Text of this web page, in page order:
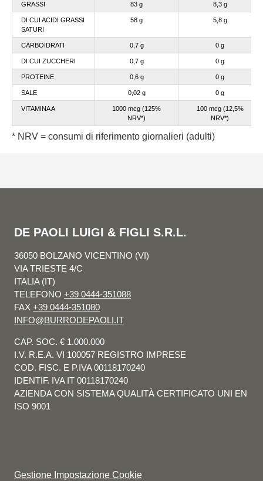
GRASSI 83 g 8,3 g
DI CUI ACIDI GRASSI
SATURI
58 g 5,8 g
CARBOIDRATI 0,7 g 0 g
DI CUI ZUCCHERI 0,7 g 0 g
PROTEINE 0,6 g 0 g
SALE 0,02 g 0 g
VITAMINA A
1000 mcg (125%
NRV*)
100 mcg (12,5%
NRV*)
* NRV = consumi di riferimento giornalieri (adulti)
DE PAOLI LUIGI & FIGLI S.R.L.
36050 BOLZANO VICENTINO (VI)
VIA TRIESTE 4/C
ITALIA (IT)
TELEFONO +39 0444-351088
FAX +39 0444-351080
INFO@BURRODEPAOLI.IT
CAP. SOC. € 1.000.000
I.V. R.E.A. VI 100057 REGISTRO IMPRESE
COD. FISC. E P.IVA 00118170240
IDENTIF. IVA IT 00118170240
AZIENDA CON SISTEMA QUALITÀ CERTIFICATO UNI EN
ISO 9001
Gestione Impostazione Cookie